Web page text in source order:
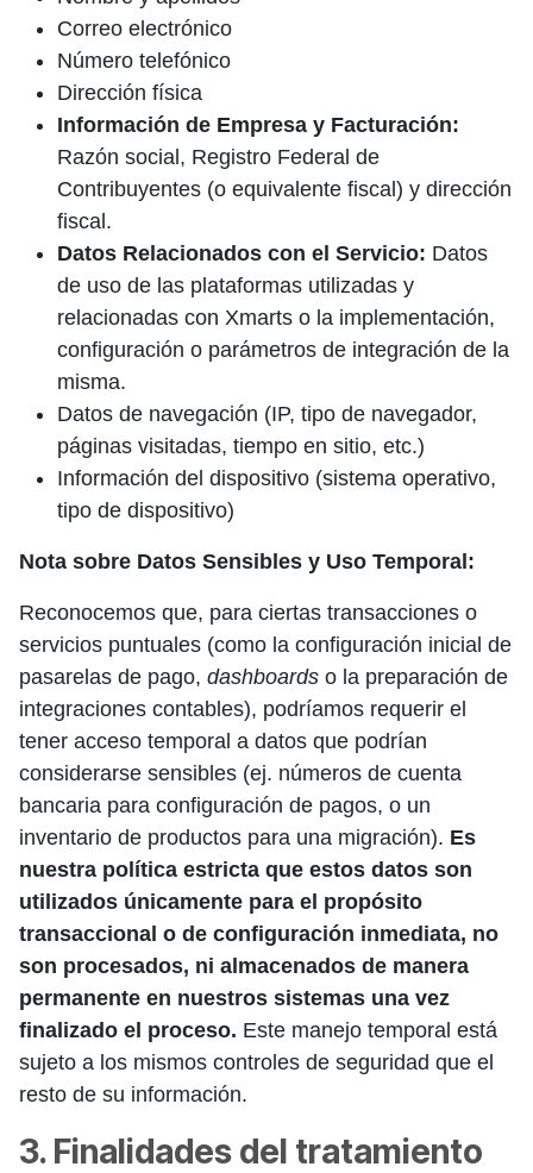
Correo electrónico
Número telefónico
Dirección física
Información de Empresa y Facturación:
Razón social, Registro Federal de
Contribuyentes (o equivalente fiscal) y dirección
fiscal.
Datos Relacionados con el Servicio: Datos
de uso de las plataformas utilizadas y
relacionadas con Xmarts o la implementación,
configuración o parámetros de integración de la
misma.
Datos de navegación (IP, tipo de navegador,
páginas visitadas, tiempo en sitio, etc.)
Información del dispositivo (sistema operativo,
tipo de dispositivo)
Nota sobre Datos Sensibles y Uso Temporal:
Reconocemos que, para ciertas transacciones o
servicios puntuales (como la configuración inicial de
pasarelas de pago, dashboards o la preparación de
integraciones contables), podríamos requerir el
tener acceso temporal a datos que podrían
considerarse sensibles (ej. números de cuenta
bancaria para configuración de pagos, o un
inventario de productos para una migración). Es
nuestra política estricta que estos datos son
utilizados únicamente para el propósito
transaccional o de configuración inmediata, no
son procesados, ni almacenados de manera
permanente en nuestros sistemas una vez
finalizado el proceso. Este manejo temporal está
sujeto a los mismos controles de seguridad que el
resto de su información.
3. Finalidades del tratamiento